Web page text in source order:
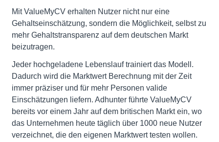
Mit ValueMyCV erhalten Nutzer nicht nur eine
Gehaltseinschätzung, sondern die Möglichkeit, selbst zu
mehr Gehaltstransparenz auf dem deutschen Markt
beizutragen.
Jeder hochgeladene Lebenslauf trainiert das Modell.
Dadurch wird die Marktwert Berechnung mit der Zeit
immer präziser und für mehr Personen valide
Einschätzungen liefern. Adhunter führte ValueMyCV
bereits vor einem Jahr auf dem britischen Markt ein, wo
das Unternehmen heute täglich über 1000 neue Nutzer
verzeichnet, die den eigenen Marktwert testen wollen.